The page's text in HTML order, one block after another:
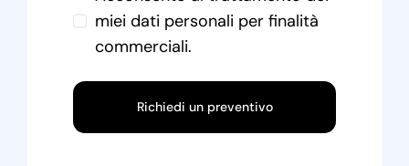
miei dati personali per finalità
commerciali.
Richiedi un preventivo